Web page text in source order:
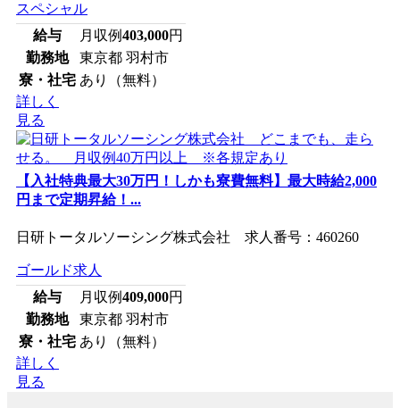
スペシャル
給与
月収例403,000円
勤務地
東京都 羽村市
寮・社宅 あり（無料）
詳しく
見る
【入社特典最大30万円！しかも寮費無料】最大時給2,000
円まで定期昇給！...
日研トータルソーシング株式会社 求人番号：460260
ゴールド求人
給与
月収例409,000円
勤務地
東京都 羽村市
寮・社宅 あり（無料）
詳しく
見る